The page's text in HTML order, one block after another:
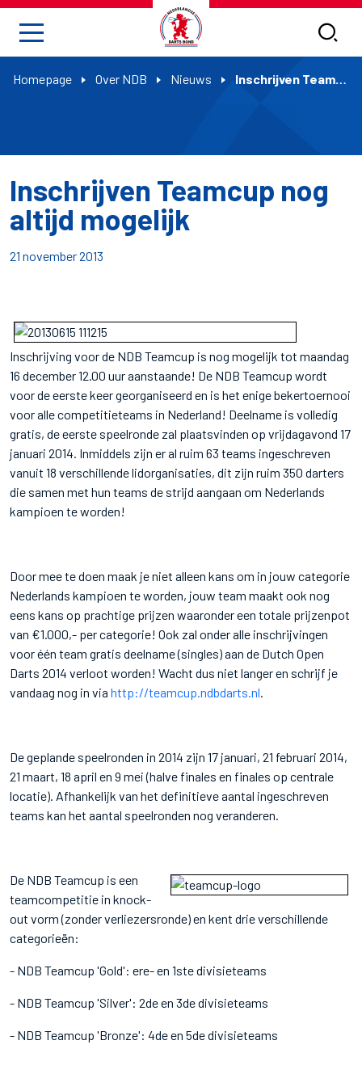
Homepage Over NDB Nieuws Inschrijven Teamcup nog altijd mogelijk
Inschrijven Teamcup nog
altijd mogelijk
21 november 2013
Inschrijving voor de NDB Teamcup is nog mogelijk tot maandag
16 december 12.00 uur aanstaande! De NDB Teamcup wordt
voor de eerste keer georganiseerd en is het enige bekertoernooi
voor alle competitieteams in Nederland! Deelname is volledig
gratis, de eerste speelronde zal plaatsvinden op vrijdagavond 17
januari 2014. Inmiddels zijn er al ruim 63 teams ingeschreven
vanuit 18 verschillende lidorganisaties, dit zijn ruim 350 darters
die samen met hun teams de strijd aangaan om Nederlands
kampioen te worden!
Door mee te doen maak je niet alleen kans om in jouw categorie
Nederlands kampioen te worden, jouw team maakt ook nog
eens kans op prachtige prijzen waaronder een totale prijzenpot
van €1.000,- per categorie! Ook zal onder alle inschrijvingen
voor één team gratis deelname (singles) aan de Dutch Open
Darts 2014 verloot worden! Wacht dus niet langer en schrijf je
vandaag nog in via http://teamcup.ndbdarts.nl.
De geplande speelronden in 2014 zijn 17 januari, 21 februari 2014,
21 maart, 18 april en 9 mei (halve finales en finales op centrale
locatie). Afhankelijk van het definitieve aantal ingeschreven
teams kan het aantal speelronden nog veranderen.
De NDB Teamcup is een
teamcompetitie in knock-
out vorm (zonder verliezersronde) en kent drie verschillende
categorieën:
- NDB Teamcup 'Gold': ere- en 1ste divisieteams
- NDB Teamcup 'Silver': 2de en 3de divisieteams
- NDB Teamcup 'Bronze': 4de en 5de divisieteams